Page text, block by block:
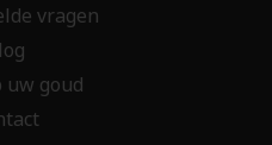
vragen
uw goud